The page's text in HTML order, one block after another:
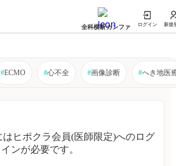
全科横断カンファ ログイン 新規
#ECMO #心不全 #画像診断 #へき地医
はヒポクラ会員(医師限定)へのログ
インが必要です。